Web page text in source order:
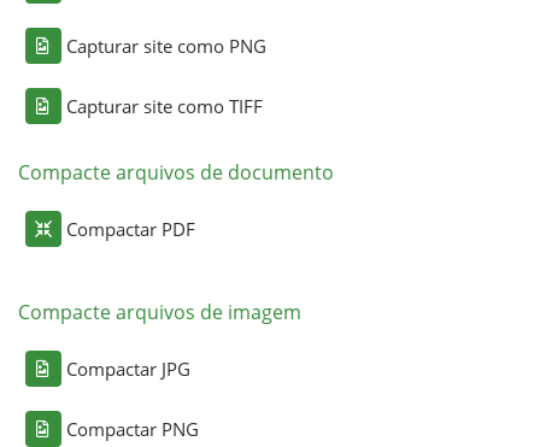
Capturar site como PNG
Capturar site como TIFF
Compacte arquivos de documento
Compactar PDF
Compacte arquivos de imagem
Compactar JPG
Compactar PNG